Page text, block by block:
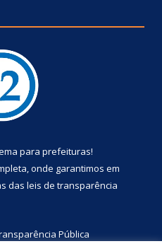
para prefeituras!
onde garantimos em
das leis de transparência
Pública